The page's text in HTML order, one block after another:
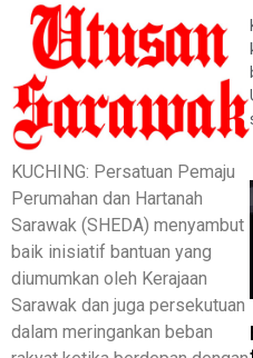
KUCHING: Persatuan Pemaju
Perumahan dan Hartanah
Sarawak (SHEDA) menyambut
baik inisiatif bantuan yang
diumumkan oleh Kerajaan
Sarawak dan juga persekutuan
dalam meringankan beban